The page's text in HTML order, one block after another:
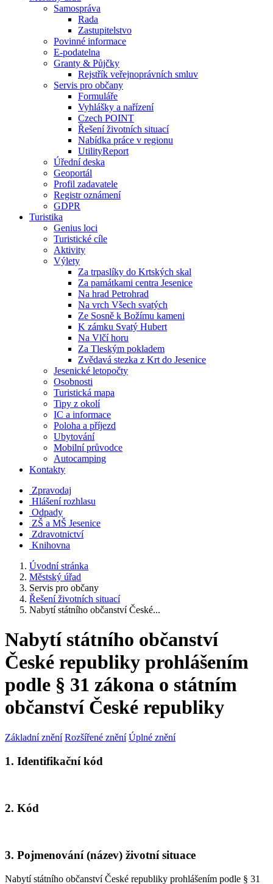
Samospráva
Rada
Zastupitelstvo
Povinné informace
E-podatelna
Granty & Půjčky
Rejstřík veřejnoprávních smluv
Servis pro občany
Formuláře
Vyhlášky a nařízení
Czech POINT
Řešení životních situací
Nabídka práce v regionu
UtilityReport
Úřední deska
Geoportál
Profil zadavatele
Registr oznámení
GDPR
Turistika
Genius loci
Turistické cíle
Aktivity
Výlety
Za trpaslíky do Krtských skal
Za památkami centra Jesenice
Na hrad Petrohrad
Na vrch Všech svatých
Ze Sosně k Božímu kameni
K zámku Svatý Hubert
Na Vlčí horu
Za Tleským pokladem
Zvědavá stezka z Krt do Jesenice
Jesenické letopočty
Osobnosti
Turistická mapa
Tipy z okolí
IC a informace
Poloha a příjezd
Ubytování
Mobilní průvodce
Autocamping
Kontakty
Zpravodaj
Hlášení rozhlasu
Odpady
ZŠ a MŠ Jesenice
Zdravotnictví
Knihovna
Úvodní stránka
Městský úřad
Servis pro občany
Řešení životních situací
Nabytí státního občanství České...
Nabytí státního občanství
České republiky prohlášením
podle § 31 zákona o státním
občanství České republiky
Základní znění Rozšířené znění Úplné znění
1. Identifikační kód
2. Kód
3. Pojmenování (název) životní situace
Nabytí státního občanství České republiky prohlášením podle § 31